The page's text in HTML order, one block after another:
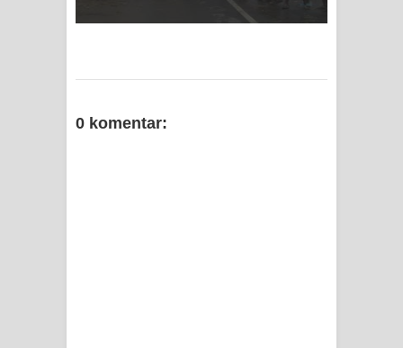
di Kompleks Asrama Polisi Sorong
0 komentar: